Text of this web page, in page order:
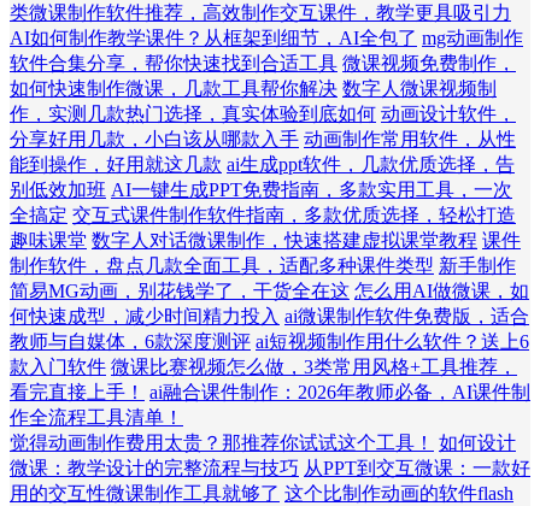
类微课制作软件推荐，高效制作交互课件，教学更具吸引力
AI如何制作教学课件？从框架到细节，AI全包了 mg动画制作
软件合集分享，帮你快速找到合适工具 微课视频免费制作，
如何快速制作微课，几款工具帮你解决 数字人微课视频制
作，实测几款热门选择，真实体验到底如何 动画设计软件，
分享好用几款，小白该从哪款入手 动画制作常用软件，从性
能到操作，好用就这几款 ai生成ppt软件，几款优质选择，告
别低效加班 AI一键生成PPT免费指南，多款实用工具，一次
全搞定 交互式课件制作软件指南，多款优质选择，轻松打造
趣味课堂 数字人对话微课制作，快速搭建虚拟课堂教程 课件
制作软件，盘点几款全面工具，适配多种课件类型 新手制作
简易MG动画，别花钱学了，干货全在这 怎么用AI做微课，如
何快速成型，减少时间精力投入 ai微课制作软件免费版，适合
教师与自媒体，6款深度测评 ai短视频制作用什么软件？送上6
款入门软件 微课比赛视频怎么做，3类常用风格+工具推荐，
看完直接上手！
ai融合课件制作：2026年教师必备，AI课件制
作全流程工具清单！
觉得动画制作费用太贵？那推荐你试试这个工具！
如何设计
微课：教学设计的完整流程与技巧 从PPT到交互微课：一款好
用的交互性微课制作工具就够了 这个比制作动画的软件flash